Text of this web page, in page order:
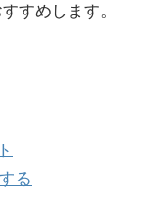
すめします。
る